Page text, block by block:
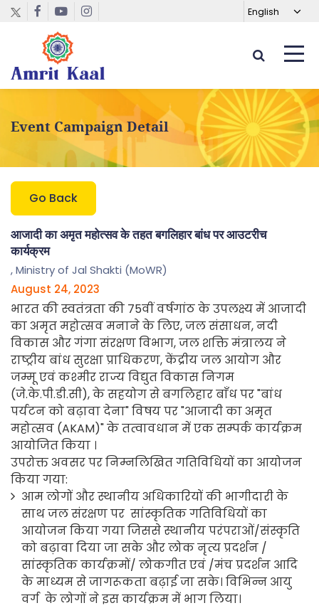
Event Campaign Detail
Go Back
आजादी का अमृत महोत्सव के तहत बगलिहार बांध पर आउटरीच
कार्यक्रम
,Ministry of Jal Shakti (MoWR)
August 24, 2023
भारत की स्वतंत्रता की 75वीं वर्षगांठ के उपलक्ष्य में आजादी
का अमृत महोत्सव मनाने के लिए, जल संसाधन, नदी
विकास और गंगा संरक्षण विभाग, जल शक्ति मंत्रालय ने
राष्ट्रीय बांध सुरक्षा प्राधिकरण, केंद्रीय जल आयोग और
जम्मू एवं कश्मीर राज्य विद्युत विकास निगम
(जे.के.पी.डी.सी), के सहयोग से बगलिहार बाँध पर "बांध
पर्यटन को बढ़ावा देना" विषय पर "आजादी का अमृत
महोत्सव (AKAM)" के तत्वावधान में एक सम्पर्क कार्यक्रम
आयोजित किया ।
उपरोक्त अवसर पर निम्नलिखित गतिविधियों का आयोजन
किया गया:
आम लोगों और स्थानीय अधिकारियों की भागीदारी के
साथ जल संरक्षण पर सांस्कृतिक गतिविधियों का
आयोजन किया गया जिससे स्थानीय परंपराओं/संस्कृति
को बढ़ावा दिया जा सके और लोक नृत्य प्रदर्शन /
सांस्कृतिक कार्यक्रमों/ लोकगीत एवं /मंच प्रदर्शन आदि
के माध्यम से जागरूकता बढ़ाई जा सके। विभिन्न आयु
वर्ग के लोगों ने इस कार्यक्रम में भाग लिया।